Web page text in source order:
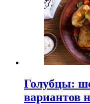
Голубцы:
вариантов